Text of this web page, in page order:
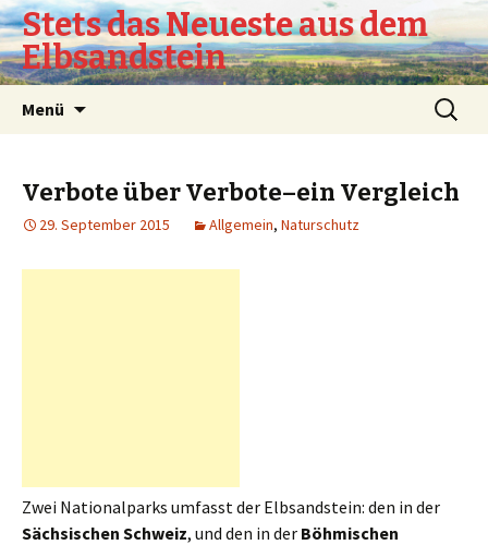
Stets das Neueste aus dem
Elbsandstein
Menü
Suchen
nach:
Verbote über Verbote–ein Vergleich
29. September 2015 Allgemein, Naturschutz
Zwei Nationalparks umfasst der Elbsandstein: den in der
Sächsischen Schweiz, und den in der Böhmischen